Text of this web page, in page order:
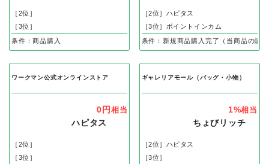
［2位］
［3位］
条件：商品購入
［2位］ハピタス
［3位］ポイントインカム
条件：新規商品購入完了（当商品の購
ワークマン公式オンラインストア
0円 相当
ハピタス
［2位］
［3位］
ギャレリアモール（バッグ・小物）
1%相当
ちょびリッチ
［2位］ハピタス
［3位］